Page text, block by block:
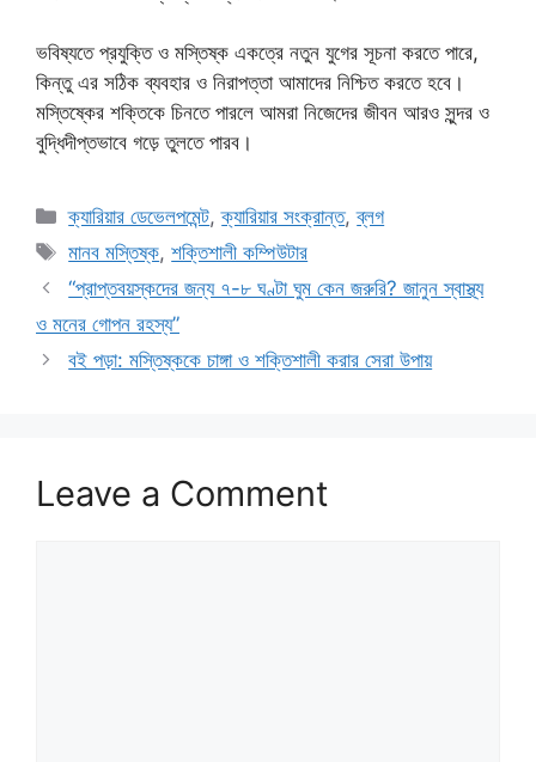
ভবিষ্যতে প্রযুক্তি ও মস্তিষ্ক একত্রে নতুন যুগের সূচনা করতে পারে,
কিন্তু এর সঠিক ব্যবহার ও নিরাপত্তা আমাদের নিশ্চিত করতে হবে।
মস্তিষ্কের শক্তিকে চিনতে পারলে আমরা নিজেদের জীবন আরও সুন্দর ও
বুদ্ধিদীপ্তভাবে গড়ে তুলতে পারব।
Categories
ক্যারিয়ার ডেভেলপমেন্ট,ক্যারিয়ার সংক্রান্ত,ব্লগ
Tags
মানব মস্তিষ্ক,শক্তিশালী কম্পিউটার
“প্রাপ্তবয়স্কদের জন্য ৭-৮ ঘণ্টা ঘুম কেন জরুরি? জানুন স্বাস্থ্য
ও মনের গোপন রহস্য”
বই পড়া: মস্তিষ্ককে চাঙ্গা ও শক্তিশালী করার সেরা উপায়
Leave a Comment